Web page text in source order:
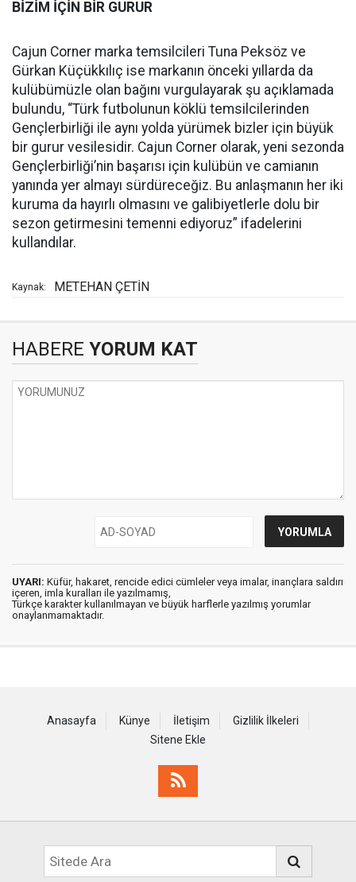
BİZİM İÇİN BİR GURUR
Cajun Corner marka temsilcileri Tuna Peksöz ve
Gürkan Küçükkılıç ise markanın önceki yıllarda da
kulübümüzle olan bağını vurgulayarak şu açıklamada
bulundu, “Türk futbolunun köklü temsilcilerinden
Gençlerbirliği ile aynı yolda yürümek bizler için büyük
bir gurur vesilesidir. Cajun Corner olarak, yeni sezonda
Gençlerbirliği’nin başarısı için kulübün ve camianın
yanında yer almayı sürdüreceğiz. Bu anlaşmanın her iki
kuruma da hayırlı olmasını ve galibiyetlerle dolu bir
sezon getirmesini temenni ediyoruz” ifadelerini
kullandılar.
Kaynak: METEHAN ÇETİN
HABERE YORUM KAT
UYARI: Küfür, hakaret, rencide edici cümleler veya imalar, inançlara saldırı
içeren, imla kuralları ile yazılmamış,
Türkçe karakter kullanılmayan ve büyük harflerle yazılmış yorumlar
onaylanmamaktadır.
Anasayfa Künye İletişim
Gizlilik İlkeleri
Sitene Ekle